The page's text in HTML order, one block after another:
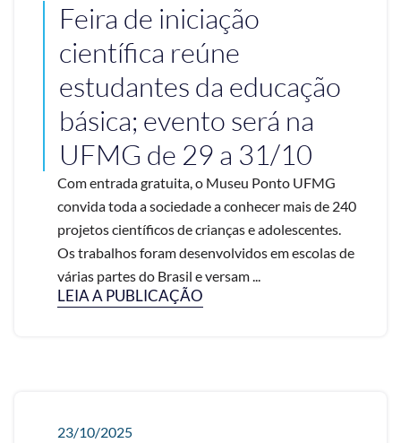
Feira de iniciação
científica reúne
estudantes da educação
básica; evento será na
UFMG de 29 a 31/10
Com entrada gratuita, o Museu Ponto UFMG
convida toda a sociedade a conhecer mais de 240
projetos científicos de crianças e adolescentes.
Os trabalhos foram desenvolvidos em escolas de
várias partes do Brasil e versam ...
LEIA A PUBLICAÇÃO
23/10/2025